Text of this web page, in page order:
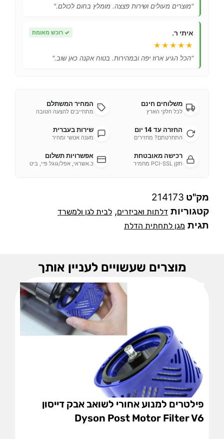
"מוצרים מעולים ושירות פצצה. מומלץ בחום לכולם."
איתי ר. ✓ רוכש מאומת
★★★★★
"הכל הגיע ארוז יפה ובמהירות. בטוח אקנה כאן שוב."
משלוחים חינם
לכל חלקי הארץ
המחיר המשתלם
מתחייבים להצעה הטובה
החזרה עד 14 יום
התחרטתם? מחזירים
שירות בעברית
מענה אנושי ומהיר
רכישה מאובטחת
תקן PCI-SSL מחמיר
אפשרויות תשלום
כ.אשראי, אפל/גוגל פיי, ביט
מק"ט 214173
קטגוריות דלתות ואביזרים, לבית לגן ולמשרד
תגית מגן לתחתית הדלת
מוצרים שעשויים לעניין אותך
פילטרים למנוע אחורי לשואב אבק דייסון
Dyson Post Motor Filter V6